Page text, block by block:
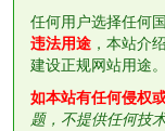
任何用户选择任何
违法用途 ，本站介
建设正规网站用途。
如本站有任何侵权
题，不提供任何技